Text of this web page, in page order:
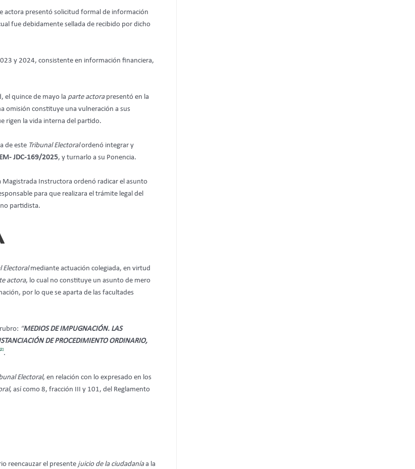
actora presentó solicitud formal de información
fue debidamente sellada de recibido por dicho
y 2024, consistente en información financiera,
el quince de mayo la parte actorapresentó en la
omisión constituye una vulneración a sus
rigen la vida interna del partido.
de este Tribunal Electoralordenó integrar y
JDC-169/2025, y turnarlo a su Ponencia.
Magistrada Instructora ordenó radicar el asunto
para que realizara el trámite legal del
partidista.
Electoralmediante actuación colegiada, en virtud
actora, lo cual no constituye un asunto de mero
por lo que se aparta de las facultades
“MEDIOS DE IMPUGNACIÓN. LAS
DE PROCEDIMIENTO ORDINARIO,
[2]
.
Electoral, en relación con lo expresado en los
, así como 8, fracción III y 101, del Reglamento
reencauzar el presente juicio de la ciudadaníaa la